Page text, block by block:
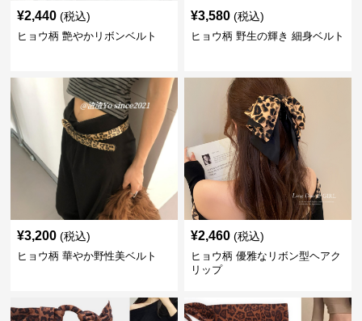
¥2,440 (税込)
ヒョウ柄 艶やかリボンベルト
¥3,580 (税込)
ヒョウ柄 野生の輝き 細身ベルト
¥3,200 (税込)
ヒョウ柄 華やか野性美ベルト
¥2,460 (税込)
ヒョウ柄 優雅なリボン型ヘアク
リップ